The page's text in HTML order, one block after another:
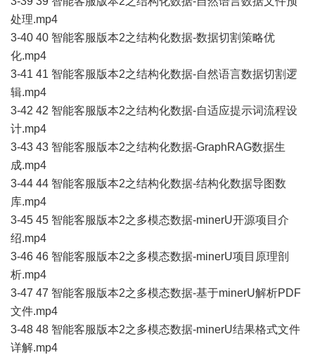
处理.mp4
3-40 40 智能客服版本2之结构化数据-数据切割策略优
化.mp4
3-41 41 智能客服版本2之结构化数据-自然语言数据切割逻
辑.mp4
3-42 42 智能客服版本2之结构化数据-自适应提示词流程设
计.mp4
3-43 43 智能客服版本2之结构化数据-GraphRAG数据生
成.mp4
3-44 44 智能客服版本2之结构化数据-结构化数据导图数
库.mp4
3-45 45 智能客服版本2之多模态数据-minerU开源项目介
绍.mp4
3-46 46 智能客服版本2之多模态数据-minerU项目原理剖
析.mp4
3-47 47 智能客服版本2之多模态数据-基于minerU解析PDF
文件.mp4
3-48 48 智能客服版本2之多模态数据-minerU结果格式文件
详解.mp4